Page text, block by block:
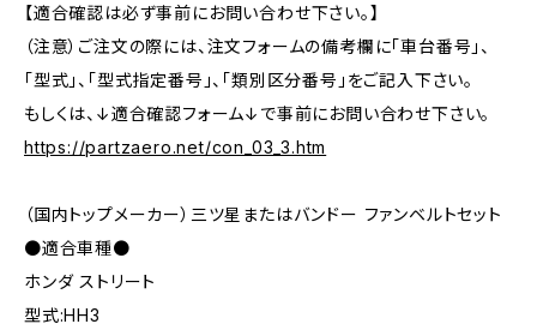
【適合確認は必ず事前にお問い合わせ下さい。】
（注意）ご注文の際には、注文フォームの備考欄に「車台番号」、
「型式」、「型式指定番号」、「類別区分番号」をご記入下さい。
もしくは、↓適合確認フォーム↓で事前にお問い合わせ下さい。
https://partzaero.net/con_03_3.htm
（国内トップメーカー）三ツ星またはバンドー ファンベルトセット
●適合車種●
ホンダ ストリート
型式:HH3